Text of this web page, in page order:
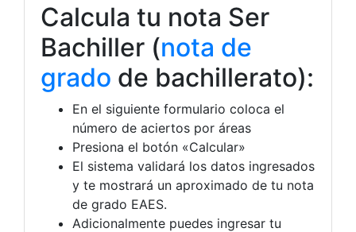
Calcula tu nota Ser
Bachiller (nota de
grado de bachillerato):
En el siguiente formulario coloca el
número de aciertos por áreas
Presiona el botón «Calcular»
El sistema validará los datos ingresados
y te mostrará un aproximado de tu nota
de grado EAES.
Adicionalmente puedes ingresar tu